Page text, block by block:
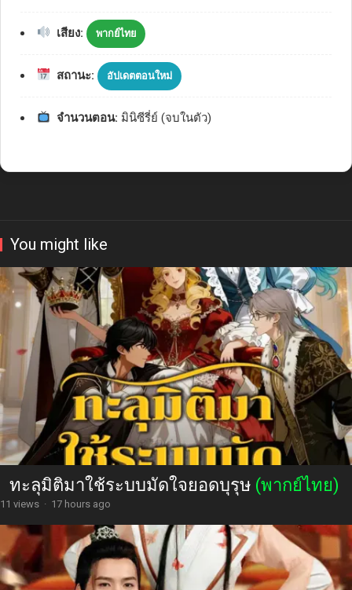
เสียง: พากย์ไทย
สถานะ: อัปเดตตอนใหม่
จำนวนตอน: มินิซีรี่ย์ (จบในตัว)
You might like
ทะลุมิติมาใช้ระบบมัดใจยอดบุรุษ (พากย์ไทย)
11 views · 17 hours ago